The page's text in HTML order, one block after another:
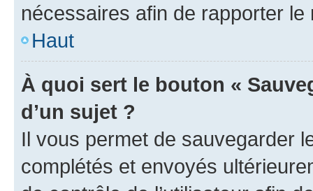
nécessaires afin de rapporter le
Haut
À quoi sert le bouton «
d’un sujet ?
Il vous permet de sauvegarder
complétés et envoyés